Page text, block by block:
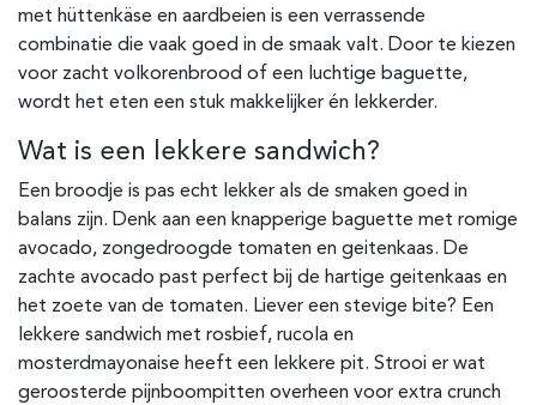
met hüttenkäse en aardbeien is een verrassende
combinatie die vaak goed in de smaak valt. Door te kiezen
voor zacht volkorenbrood of een luchtige baguette,
wordt het eten een stuk makkelijker én lekkerder.
Wat is een lekkere sandwich?
Een broodje is pas echt lekker als de smaken goed in
balans zijn. Denk aan een knapperige baguette met romige
avocado, zongedroogde tomaten en geitenkaas. De
zachte avocado past perfect bij de hartige geitenkaas en
het zoete van de tomaten. Liever een stevige bite? Een
lekkere sandwich met rosbief, rucola en
mosterdmayonaise heeft een lekkere pit. Strooi er wat
geroosterde pijnboompitten overheen voor extra crunch